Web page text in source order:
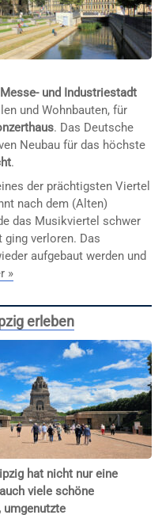
Messe- und Industriestadt
und Wohnbauten, für
. Das Deutsche
Neubau für das höchste
.
der prächtigsten Viertel
nach dem (Alten)
das Musikviertel schwer
verloren. Das
aufgebaut werden und
»
erleben
hat nicht nur eine
viele schöne
umgenutzte